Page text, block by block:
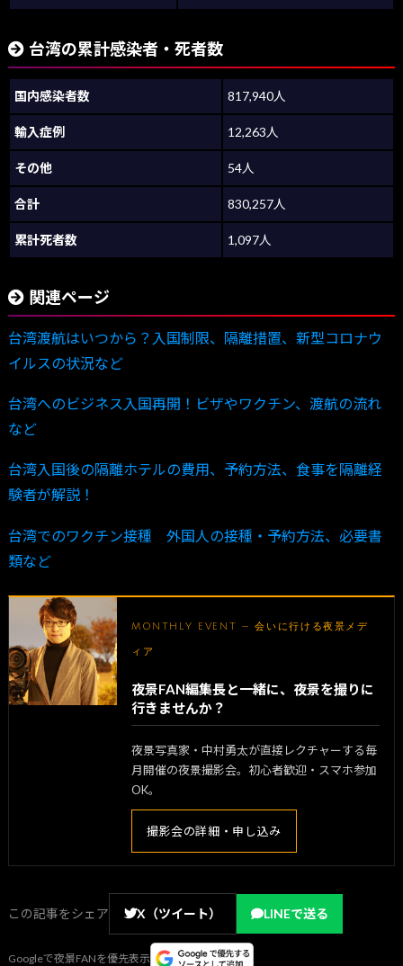
台湾の累計感染者・死者数
国内感染者数 817,940人
輸入症例 12,263人
その他 54人
合計 830,257人
累計死者数 1,097人
関連ページ
台湾渡航はいつから？入国制限、隔離措置、新型コロナウ
イルスの状況など
台湾へのビジネス入国再開！ビザやワクチン、渡航の流れ
など
台湾入国後の隔離ホテルの費用、予約方法、食事を隔離経
験者が解説！
台湾でのワクチン接種 外国人の接種・予約方法、必要書
類など
MONTHLY EVENT — 会いに行ける夜景メデ
ィア
夜景FAN編集長と一緒に、夜景を撮りに
行きませんか？
夜景写真家・中村勇太が直接レクチャーする毎
月開催の夜景撮影会。初心者歓迎・スマホ参加
OK。
撮影会の詳細・申し込み
この記事をシェア X（ツイート） LINEで送る
Googleで夜景FANを優先表示